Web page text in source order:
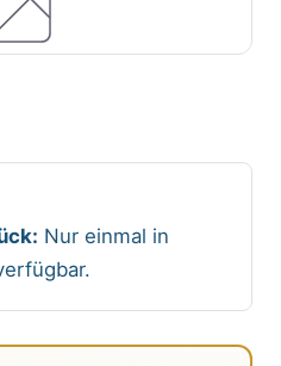
Nur einmal in